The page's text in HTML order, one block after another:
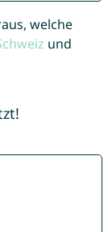
welche
und